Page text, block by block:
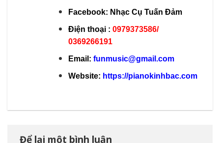
Facebook: Nhạc Cụ Tuấn Đảm
Điện thoại : 0979373586/
0369266191
Email: funmusic@gmail.com
Website: https://pianokinhbac.com
Để lại một bình luận